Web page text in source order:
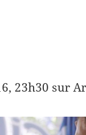
23h30 sur